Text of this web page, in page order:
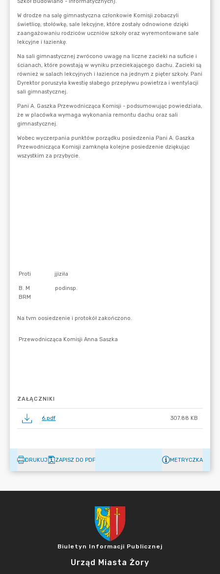
ZAŁĄCZNIKI
6.pdf 307.88 KB
DRUKUJ ZAPISZ DO PDF METRYCZKA
Biuletyn Informacji Publicznej
Urząd Miasta Żory